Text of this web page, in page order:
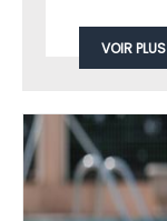
VOIR PLUS